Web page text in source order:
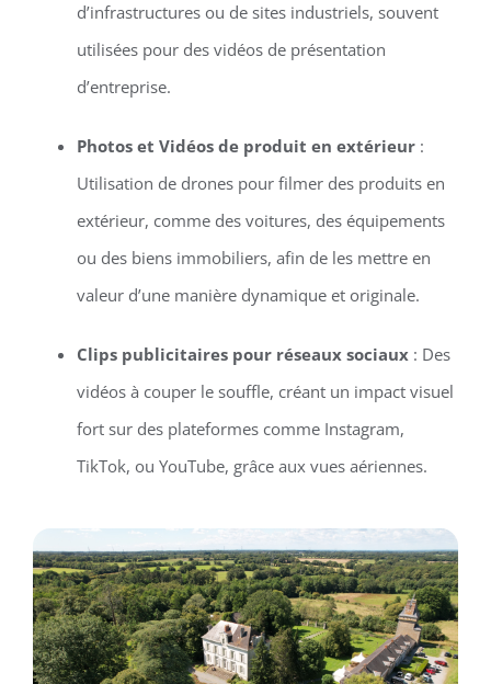
d’infrastructures ou de sites industriels, souvent
utilisées pour des vidéos de présentation
d’entreprise.
Photos et Vidéos de produit en extérieur:
Utilisation de drones pour filmer des produits en
extérieur, comme des voitures, des équipements
ou des biens immobiliers, afin de les mettre en
valeur d’une manière dynamique et originale.
Clips publicitaires pour réseaux sociaux: Des
vidéos à couper le souffle, créant un impact visuel
fort sur des plateformes comme Instagram,
TikTok, ou YouTube, grâce aux vues aériennes.